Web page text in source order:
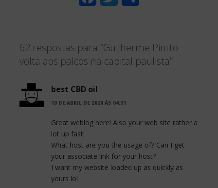
e
b
o
o
k
t
t
r
r
e
62 respostas para “Guilherme Pintto
volta aos palcos na capital paulista”
best CBD oil
10 DE ABRIL DE 2020 ÀS 04:31
Great weblog here! Also your web site rather a
lot up fast!
What host are you the usage of? Can I get
your associate link for your host?
I want my website loaded up as quickly as
yours lol